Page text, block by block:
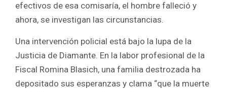
efectivos de esa comisaría, el hombre falleció y
ahora, se investigan las circunstancias.
Una intervención policial está bajo la lupa de la
Justicia de Diamante. En la labor profesional de la
Fiscal Romina Blasich, una familia destrozada ha
depositado sus esperanzas y clama “que la muerte